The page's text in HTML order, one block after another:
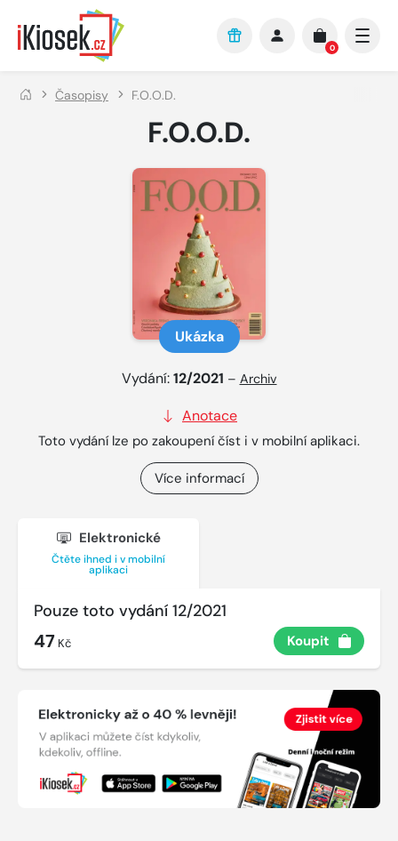
Přejít na hlavní obsah
0
Časopisy F.O.O.D.
F.O.O.D.
Ukázka
Vydání:12/2021 – Archiv
Anotace
Toto vydání lze po zakoupení číst i v mobilní aplikaci.
Více informací
Elektronické
Čtěte ihned i v mobilní
aplikaci
Pouze toto vydání 12/2021
47 Kč Koupit